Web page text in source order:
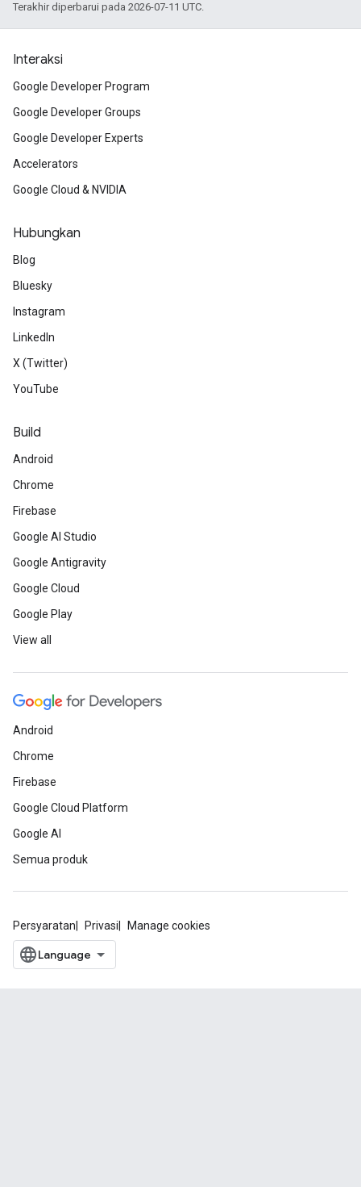
Terakhir diperbarui pada 2026-07-11 UTC.
Interaksi
Google Developer Program
Google Developer Groups
Google Developer Experts
Accelerators
Google Cloud & NVIDIA
Hubungkan
Blog
Bluesky
Instagram
LinkedIn
X (Twitter)
YouTube
Build
Android
Chrome
Firebase
Google AI Studio
Google Antigravity
Google Cloud
Google Play
View all
Android
Chrome
Firebase
Google Cloud Platform
Google AI
Semua produk
Persyaratan Privasi Manage cookies